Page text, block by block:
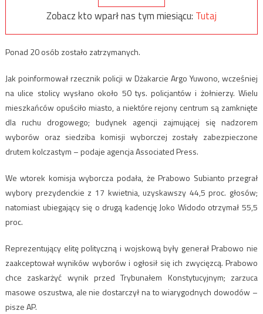
Zobacz kto wparł nas tym miesiącu: Tutaj
Ponad 20 osób zostało zatrzymanych.
Jak poinformował rzecznik policji w Dżakarcie Argo Yuwono, wcześniej
na ulice stolicy wysłano około 50 tys. policjantów i żołnierzy. Wielu
mieszkańców opuściło miasto, a niektóre rejony centrum są zamknięte
dla ruchu drogowego; budynek agencji zajmującej się nadzorem
wyborów oraz siedziba komisji wyborczej zostały zabezpieczone
drutem kolczastym – podaje agencja Associated Press.
We wtorek komisja wyborcza podała, że Prabowo Subianto przegrał
wybory prezydenckie z 17 kwietnia, uzyskawszy 44,5 proc. głosów;
natomiast ubiegający się o drugą kadencję Joko Widodo otrzymał 55,5
proc.
Reprezentujący elitę polityczną i wojskową były generał Prabowo nie
zaakceptował wyników wyborów i ogłosił się ich zwycięzcą. Prabowo
chce zaskarżyć wynik przed Trybunałem Konstytucyjnym; zarzuca
masowe oszustwa, ale nie dostarczył na to wiarygodnych dowodów –
pisze AP.